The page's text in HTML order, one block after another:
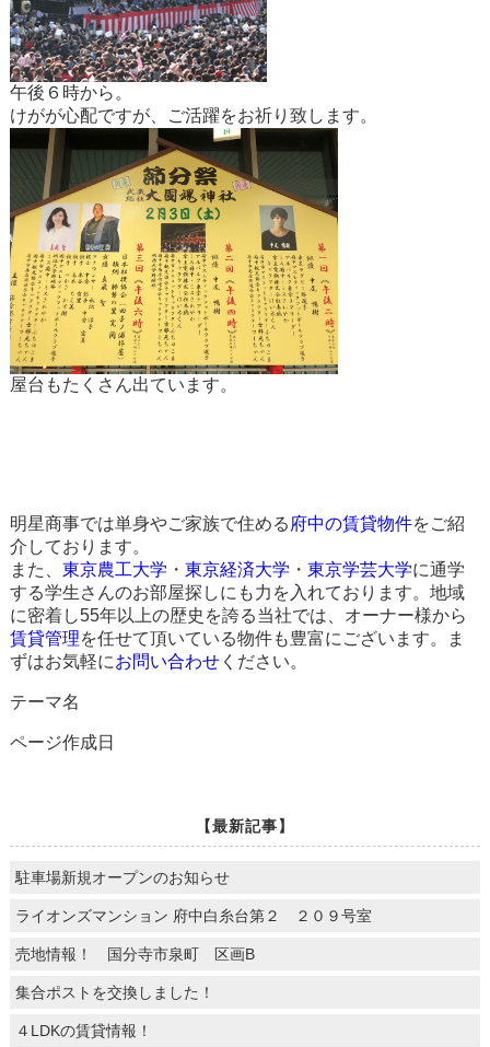
午後６時から。
けがが心配ですが、ご活躍をお祈り致します。
屋台もたくさん出ています。
明星商事では単身やご家族で住める 府中の賃貸物件をご紹
介しております。
また、 東京農工大学 ・ 東京経済大学 ・ 東京学芸大学に通学
する学生さんのお部屋探しにも力を入れております。地域
に密着し55年以上の歴史を誇る当社では、オーナー様から
賃貸管理を任せて頂いている物件も豊富にございます。ま
ずはお気軽にお問い合わせください。
テーマ名
ページ作成日
【最新記事】
駐車場新規オープンのお知らせ
ライオンズマンション 府中白糸台第２ ２０９号室
売地情報！ 国分寺市泉町 区画B
集合ポストを交換しました！
４LDKの賃貸情報！